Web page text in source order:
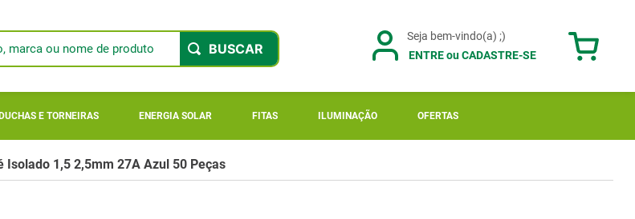
ou nome de produto
ENTRE ou CADASTRE-SE
DUCHAS E TORNEIRAS ENERGIA SOLAR FITAS ILUMINAÇÃO OFERTAS
Isolado 1,5 2,5mm 27A Azul 50 Peças